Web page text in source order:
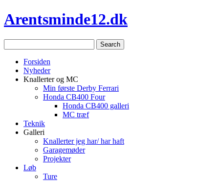
Arentsminde12.dk
Forsiden
Nyheder
Knallerter og MC
Min første Derby Ferrari
Honda CB400 Four
Honda CB400 galleri
MC træf
Teknik
Galleri
Knallerter jeg har/ har haft
Garagemøder
Projekter
Løb
Ture